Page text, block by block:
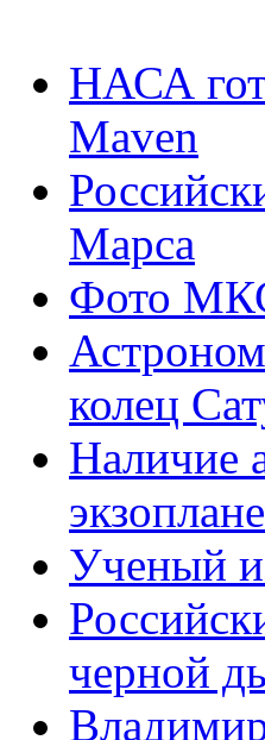
НАСА
Maven
Марса
Фото
колец
Наличие
Ученый
черной